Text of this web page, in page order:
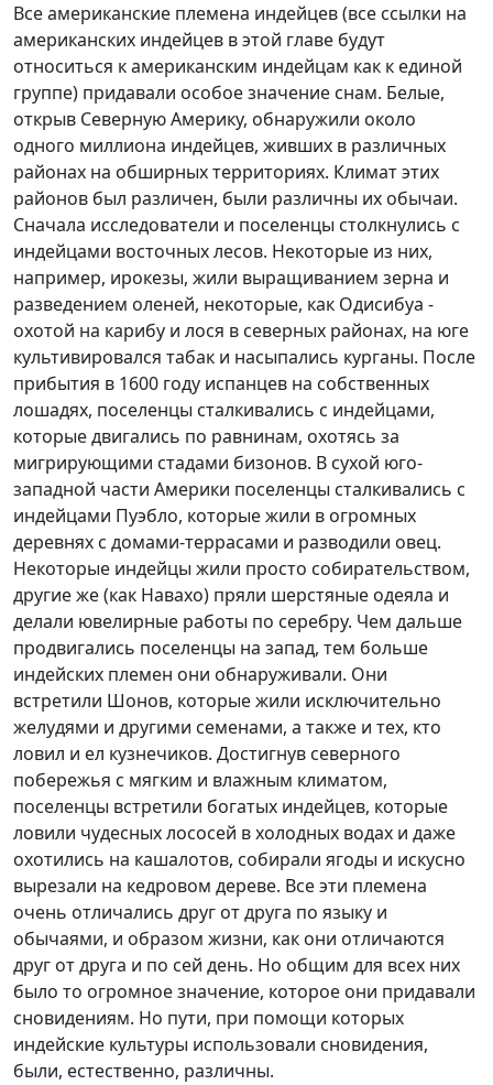
Все американские племена индейцев (все ссылки на
американских индейцев в этой главе будут
относиться к американским индейцам как к единой
группе) придавали особое значение снам. Белые,
открыв Северную Америку, обнаружили около
одного миллиона индейцев, живших в различных
районах на обширных территориях. Климат этих
районов был различен, были различны их обычаи.
Сначала исследователи и поселенцы столкнулись с
индейцами восточных лесов. Некоторые из них,
например, ирокезы, жили выращиванием зерна и
разведением оленей, некоторые, как Одисибуа -
охотой на карибу и лося в северных районах, на юге
культивировался табак и насыпались курганы. После
прибытия в 1600 году испанцев на собственных
лошадях, поселенцы сталкивались с индейцами,
которые двигались по равнинам, охотясь за
мигрирующими стадами бизонов. В сухой юго-
западной части Америки поселенцы сталкивались с
индейцами Пуэбло, которые жили в огромных
деревнях с домами-террасами и разводили овец.
Некоторые индейцы жили просто собирательством,
другие же (как Навахо) пряли шерстяные одеяла и
делали ювелирные работы по серебру. Чем дальше
продвигались поселенцы на запад, тем больше
индейских племен они обнаруживали. Они
встретили Шонов, которые жили исключительно
желудями и другими семенами, а также и тех, кто
ловил и ел кузнечиков. Достигнув северного
побережья с мягким и влажным климатом,
поселенцы встретили богатых индейцев, которые
ловили чудесных лососей в холодных водах и даже
охотились на кашалотов, собирали ягоды и искусно
вырезали на кедровом дереве. Все эти племена
очень отличались друг от друга по языку и
обычаями, и образом жизни, как они отличаются
друг от друга и по сей день. Но общим для всех них
было то огромное значение, которое они придавали
сновидениям. Но пути, при помощи которых
индейские культуры использовали сновидения,
были, естественно, различны.